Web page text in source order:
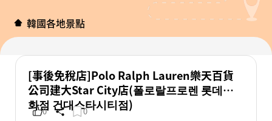
韓國各地景點
[事後免稅店]Polo Ralph Lauren樂天百貨
公司建大Star City店(폴로랄프로렌 롯데백
화점 건대스타시티점)
0 0